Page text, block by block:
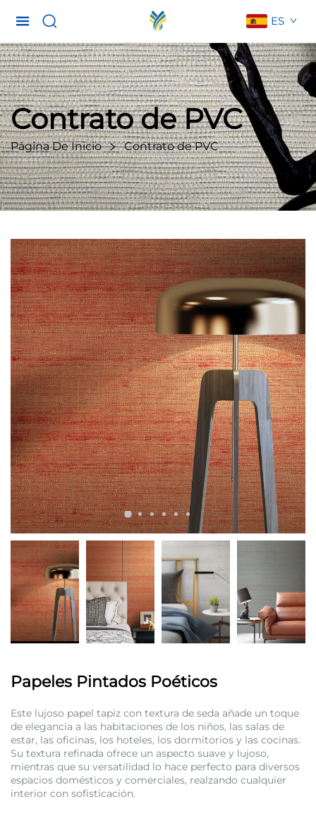
ES
Contrato de PVC
Página De Inicio Contrato de PVC
Papeles Pintados Poéticos
Este lujoso papel tapiz con textura de seda añade un toque
de elegancia a las habitaciones de los niños, las salas de
estar, las oficinas, los hoteles, los dormitorios y las cocinas.
Su textura refinada ofrece un aspecto suave y lujoso,
mientras que su versatilidad lo hace perfecto para diversos
espacios domésticos y comerciales, realzando cualquier
interior con sofisticación.